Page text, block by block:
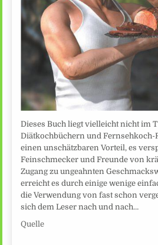
Dieses Buch liegt vielleicht nicht im
Diätkochbüchern und Fernsehkoch-
einen unschätzbaren Vorteil, es
Feinschmecker und Freunde von
Zugang zu ungeahnten
erreicht es durch einige wenige
die Verwendung von fast schon
sich dem Leser nach und nach…
Quelle